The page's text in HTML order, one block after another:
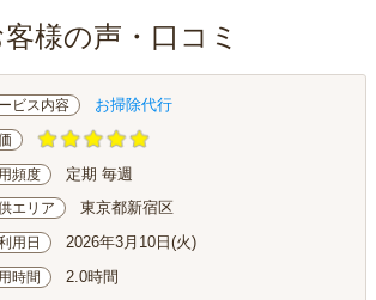
客様の声・口コミ
ビス内容 お掃除代行
頻度 定期 毎週
エリア 東京都新宿区
用日 2026年3月10日(火)
時間 2.0時間